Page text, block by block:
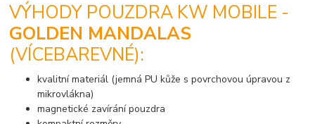
VÝHODY POUZDRA KW MOBILE -
GOLDEN MANDALAS
(VÍCEBAREVNÉ):
kvalitní materiál (jemná PU kůže s povrchovou úpravou z
mikrovlákna)
magnetické zavírání pouzdra